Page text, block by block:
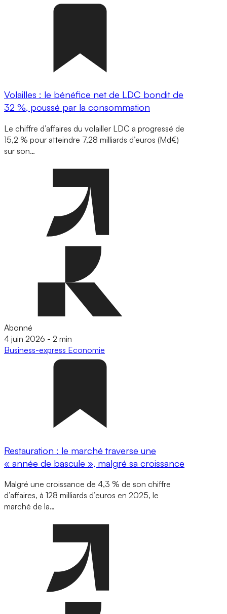
Volailles : le bénéfice net de LDC bondit de
32 %, poussé par la consommation
Le chiffre d’affaires du volailler LDC a progressé de
15,2 % pour atteindre 7,28 milliards d’euros (Md€)
sur son…
Abonné
4 juin 2026 - 2 min
Business-express Economie
Restauration : le marché traverse une
« année de bascule », malgré sa croissance
Malgré une croissance de 4,3 % de son chiffre
d’affaires, à 128 milliards d’euros en 2025, le
marché de la…